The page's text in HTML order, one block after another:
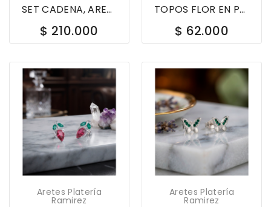
SET CADENA, ARETES Y DIJE MARIPOSA EN PLATA LEY...
$ 210.000
TOPOS FLOR EN PLATA LEY 925 CON CIRCONES 622369
$ 62.000
Aretes Platería
Ramirez
Aretes Platería
Ramirez